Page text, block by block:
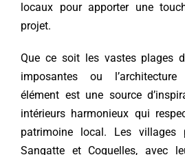
locaux pour apporter une
projet.
Que ce soit les vastes plages
imposantes ou
élément est une source
intérieurs harmonieux qui
patrimoine local. Les villages
Sangatte et Coquelles, avec